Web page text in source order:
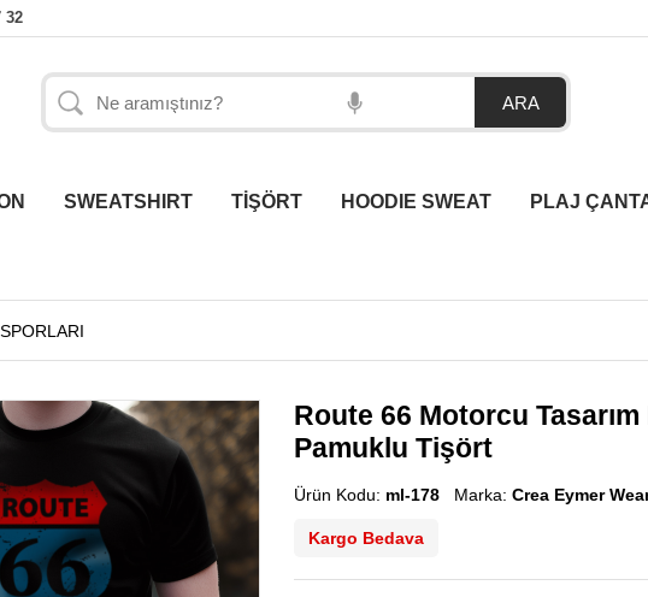
32
SWEATSHIRT TİŞÖRT HOODIE SWEAT PLAJ
Route 66 Motorcu
Pamuklu Tişört
Ürün Kodu: ml-178 Marka: Crea Eymer
Kargo Bedava